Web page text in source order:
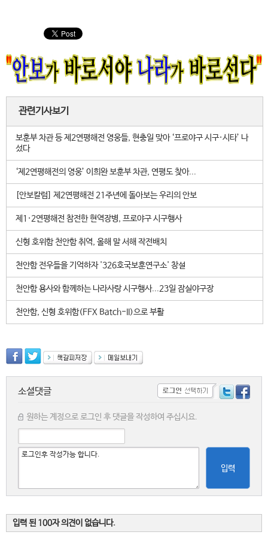
관련기사보기
보훈부 차관 등 제2연평해전 영웅들, 현충일 맞아 ‘프로야구 시구·시타’ 나
섰다
‘제2연평해전의 영웅’ 이희완 보훈부 차관, 연평도 찾아...
[안보칼럼] 제2연평해전 21주년에 돌아보는 우리의 안보
제1·2연평해전 참전한 현역장병, 프로야구 시구행사
신형 호위함 천안함 취역, 올해 말 서해 작전배치
천안함 전우들을 기억하자 '326호국보훈연구소' 창설
천안함 용사와 함께하는 나라사랑 시구행사...23일 잠실야구장
천안함, 신형 호위함(FFX Batch-II)으로 부활
소셜댓글
원하는 계정으로 로그인 후 댓글을 작성하여 주십시요.
입력
입력 된 100자 의견이 없습니다.